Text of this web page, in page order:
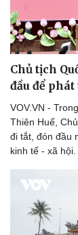
Tư vấn
Săn Tour
check-in
Chủ tịch
đầu để
VOV.VN -
Thiên Huế,
đi tắt, đón đầu
kinh tế - xã hội.